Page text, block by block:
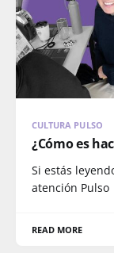
CULTURA PULSO
¿Cómo es
Si estás
atención Pulso
READ MORE